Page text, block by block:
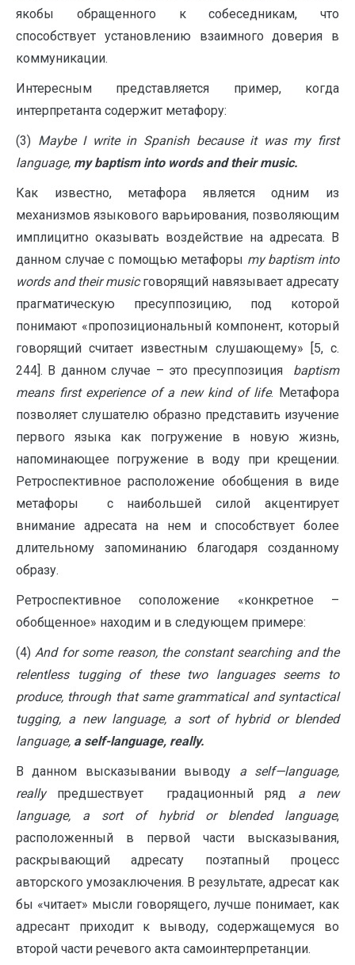
якобы обращенного к собеседникам, что
способствует установлению взаимного доверия в
коммуникации.
Интересным представляется пример, когда
интерпретанта содержит метафору:
(3) Maybe I write in Spanish because it was my first
language, my baptism into words and their music.
Как известно, метафора является одним из
механизмов языкового варьирования, позволяющим
имплицитно оказывать воздействие на адресата. В
данном случае с помощью метафоры my baptism into
words and their musicговорящий навязывает адресату
прагматическую пресуппозицию, под которой
понимают «пропозициональный компонент, который
говорящий считает известным слушающему» [5, с.
244]. В данном случае – это пресуппозиция baptism
means first experience of a new kind of life. Метафора
позволяет слушателю образно представить изучение
первого языка как погружение в новую жизнь,
напоминающее погружение в воду при крещении.
Ретроспективное расположение обобщения в виде
метафоры с наибольшей силой акцентирует
внимание адресата на нем и способствует более
длительному запоминанию благодаря созданному
образу.
Ретроспективное соположение «конкретное –
обобщенное» находим и в следующем примере:
(4) And for some reason, the constant searching and the
relentless tugging of these two languages seems to
produce, through that same grammatical and syntactical
tugging, a new language, a sort of hybrid or blended
language, аself-language, really.
В данном высказывании выводу а self—language,
reallyпредшествует градационный ряд a
new
language, a sort of hybrid or blended language,
расположенный в первой части высказывания,
раскрывающий адресату поэтапный процесс
авторского умозаключения. В результате, адресат как
бы «читает» мысли говорящего, лучше понимает, как
адресант приходит к выводу, содержащемуся во
второй части речевого акта самоинтерпретанции.